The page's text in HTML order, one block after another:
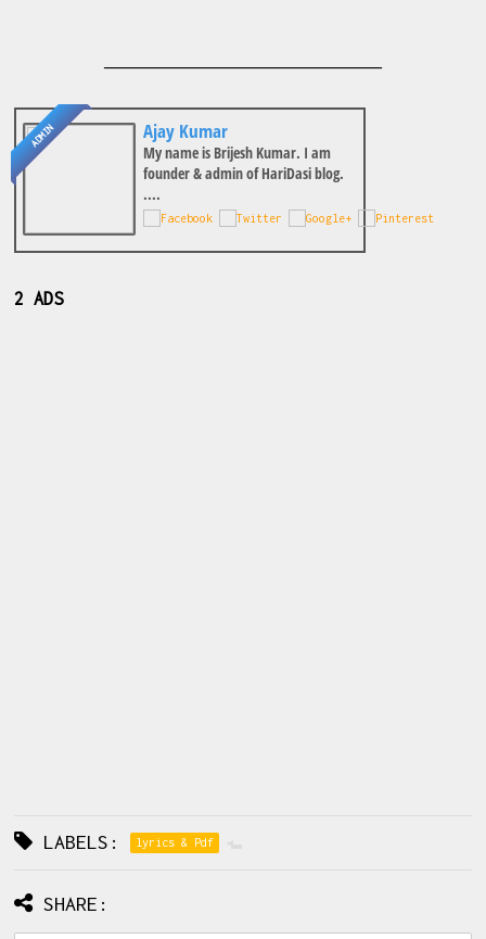
ADMIN Ajay Kumar
My name is Brijesh Kumar. I am
founder & admin of HariDasi blog.
....
2 ADS
LABELS: lyrics & Pdf
SHARE: